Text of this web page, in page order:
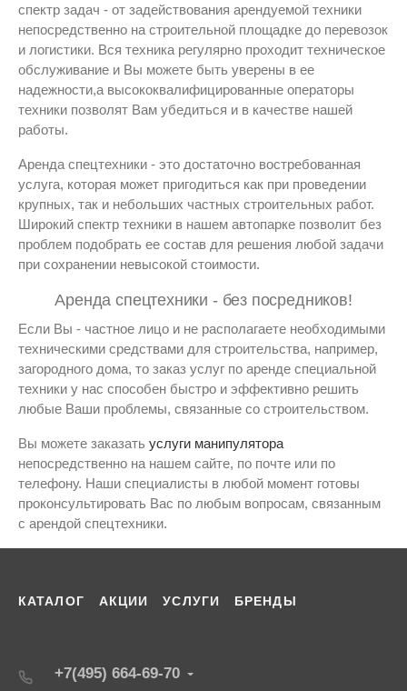
спектр задач - от задействования арендуемой техники
непосредственно на строительной площадке до перевозок
и логистики. Вся техника регулярно проходит техническое
обслуживание и Вы можете быть уверены в ее
надежности,а высококвалифицированные операторы
техники позволят Вам убедиться и в качестве нашей
работы.
Аренда спецтехники - это достаточно востребованная
услуга, которая может пригодиться как при проведении
крупных, так и небольших частных строительных работ.
Широкий спектр техники в нашем автопарке позволит без
проблем подобрать ее состав для решения любой задачи
при сохранении невысокой стоимости.
Аренда спецтехники - без посредников!
Если Вы - частное лицо и не располагаете необходимыми
техническими средствами для строительства, например,
загородного дома, то заказ услуг по аренде специальной
техники у нас способен быстро и эффективно решить
любые Ваши проблемы, связанные со строительством.
Вы можете заказать услуги манипулятора
непосредственно на нашем сайте, по почте или по
телефону. Наши специалисты в любой момент готовы
проконсультировать Вас по любым вопросам, связанным
с арендой спецтехники.
КАТАЛОГ АКЦИИ УСЛУГИ БРЕНДЫ
+7(495) 664-69-70